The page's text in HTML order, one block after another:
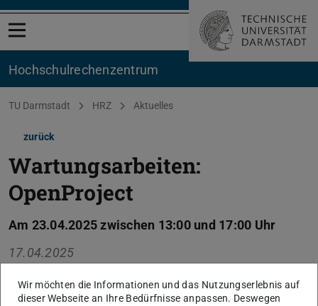
Menü öffnen
Hochschul­rechenzentrum
Sie befinden sich hier:
TU Darmstadt HRZ Aktuelles
zurück
Wartungsarbeiten:
OpenProject
Am 23.04.2025 zwischen 13:00 und 17:00 Uhr
17.04.2025
Während des Wartungsfensters kommt es daher zu
Wir möchten die Informationen und das Nutzungserlebnis auf
dieser Webseite an Ihre Bedürfnisse anpassen. Deswegen